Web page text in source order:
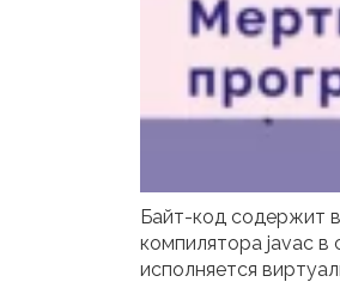
Байт-код содержит
компилятора javac в
исполняется